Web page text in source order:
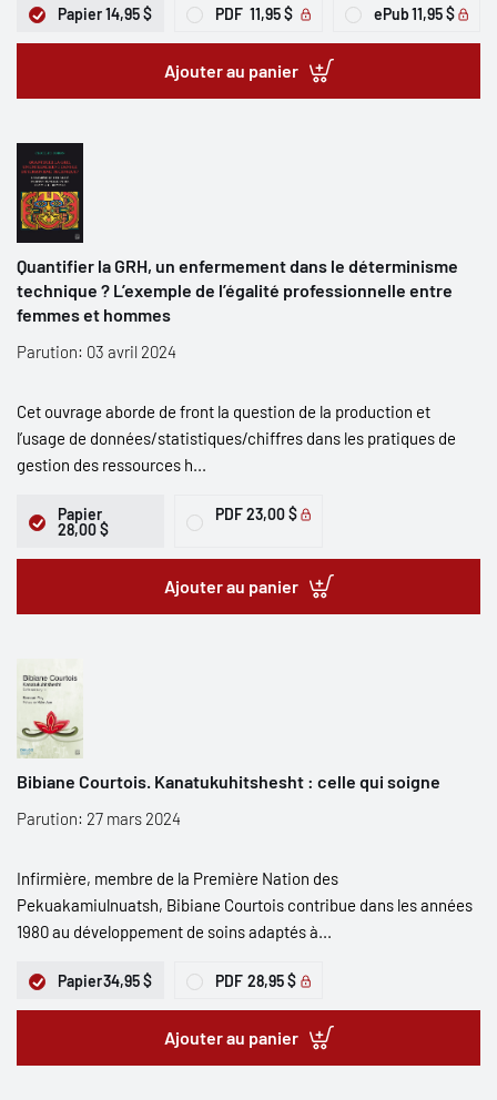
Papier14,95 $ PDF 11,95 $ ePub11,95 $
Ajouter au panier
Quantifier la GRH, un enfermement dans le déterminisme
technique ? L’exemple de l’égalité professionnelle entre
femmes et hommes
Parution: 03 avril 2024
Cet ouvrage aborde de front la question de la production et
l’usage de données/statistiques/chiffres dans les pratiques de
gestion des ressources h...
Papier
28,00 $
PDF23,00 $
Ajouter au panier
Bibiane Courtois. Kanatukuhitshesht : celle qui soigne
Parution: 27 mars 2024
Infirmière, membre de la Première Nation des
Pekuakamiulnuatsh, Bibiane Courtois contribue dans les années
1980 au développement de soins adaptés à...
Papier34,95 $ PDF 28,95 $
Ajouter au panier